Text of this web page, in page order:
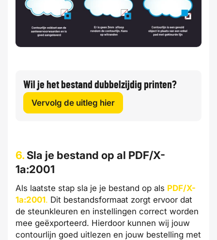
Wil je het bestand dubbelzijdig printen?
Vervolg de uitleg hier
6. Sla je bestand op al PDF/X-
1a:2001
Als laatste stap sla je je bestand op als PDF/X-
1a:2001. Dit bestandsformaat zorgt ervoor dat
de steunkleuren en instellingen correct worden
mee geëxporteerd. Hierdoor kunnen wij jouw
contourlijn goed uitlezen en jouw bestelling met